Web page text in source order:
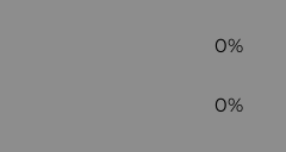
0%
0%